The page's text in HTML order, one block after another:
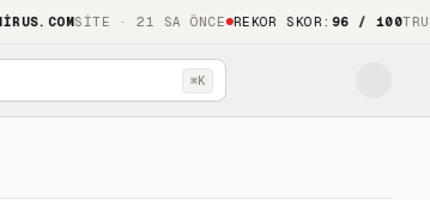
SITE · 21 SA ÖNCE REKOR SKOR: 96 / 100
⌘K